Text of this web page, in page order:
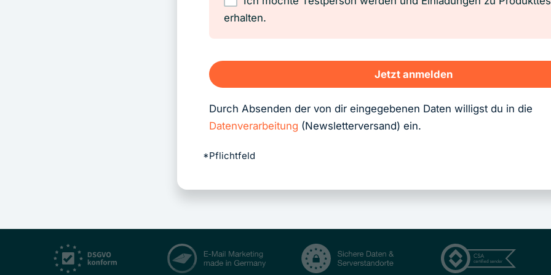
erhalten.
Jetzt anmelden
Durch Absenden der von dir eingegebenen Daten willigst du in die
Datenverarbeitung (Newsletterversand) ein.
*Pflichtfeld